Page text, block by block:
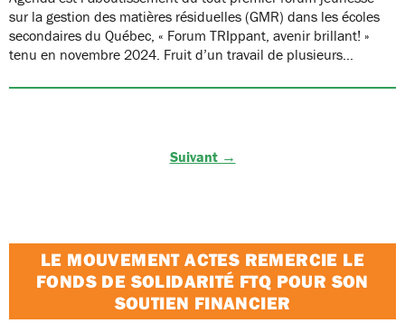
sur la gestion des matières résiduelles (GMR) dans les écoles
secondaires du Québec, « Forum TRIppant, avenir brillant! »
tenu en novembre 2024. Fruit d’un travail de plusieurs…
Suivant →
LE MOUVEMENT ACTES REMERCIE LE
FONDS DE SOLIDARITÉ FTQ POUR SON
SOUTIEN FINANCIER